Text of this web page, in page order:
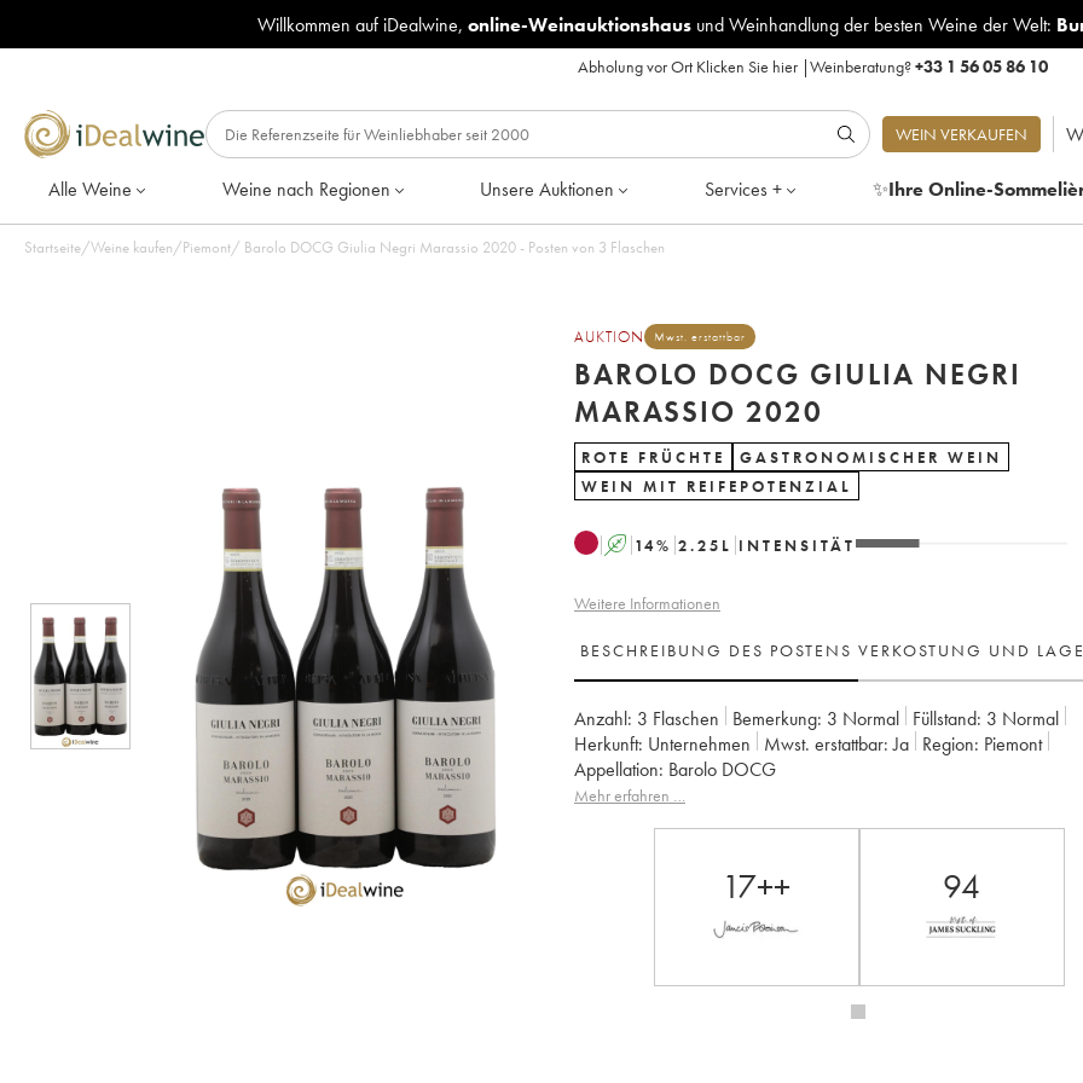
Willkommen auf iDealwine, online-Weinauktionshausund Weinhandlung der besten Weine der Welt:
Abholung vor Ort Klicken Sie hier|Weinberatung?+33 1 56 05 86 10
WEIN VERKAUFEN
Alle Weine Weine nach Regionen Unsere Auktionen Services + ✨Ihre Online-
Startseite/Weine kaufen/Piemont/ Barolo DOCG Giulia Negri Marassio 2020 - Posten von 3 Flaschen
AUKTION Mwst. erstattbar
BAROLO DOCG GIULIA NEGRI
MARASSIO 2020
ROTE FRÜCHTE
GASTRONOMISCHER WEIN
WEIN MIT REIFEPOTENZIAL
A 14% 2.25 L INTENSITÄT
Weitere Informationen
BESCHREIBUNG DES POSTENS VERKOSTUNG UND
Anzahl: 3 Flaschen Bemerkung: 3 Normal Füllstand: 3 Normal
Herkunft:
unternehmen Mwst. erstattbar: ja Region:
Piemont
Appellation:
Barolo DOCG
Mehr erfahren …
17++ 94